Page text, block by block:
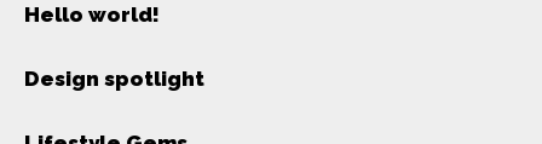
Hello world!
Design spotlight